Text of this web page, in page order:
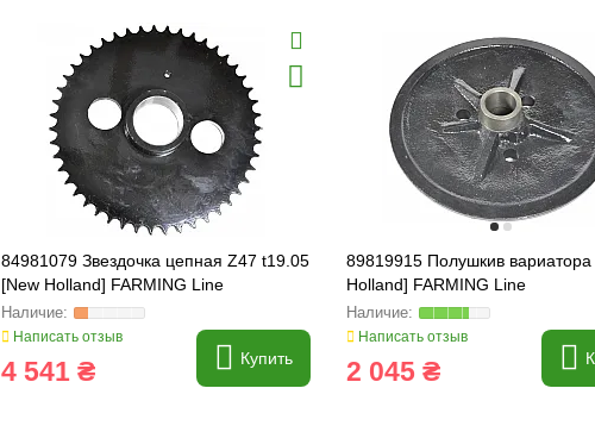
84981079 Звездочка цепная Z47 t19.05
[New Holland] FARMING Line
Написать отзыв
4 541 ₴ Купить
89819915 Полушкив вариатора
Holland] FARMING Line
Написать отзыв
2 045 ₴